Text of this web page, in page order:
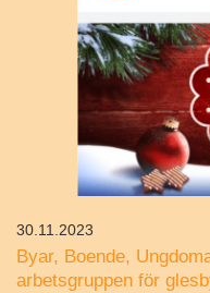
Byar Boende
arbetsgruppen för
30.11.2023